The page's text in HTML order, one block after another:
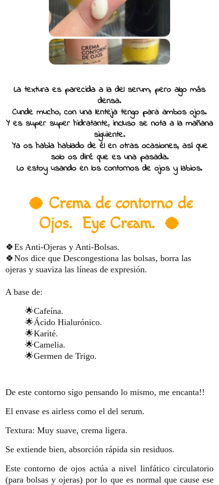
La textura es parecida a la del serum, pero algo más
densa.
Cunde mucho, con una lenteja tengo para ambos ojos.
Y es super super hidratante, incluso se nota a la mañana
siguiente.
Ya os había hablado de él en otras ocasiones, así que
solo os diré que es una pasada.
Lo estoy usando en los contornos de ojos y labios.
🥥 Crema de contorno de
Ojos. Eye Cream. 🥥
🍀Es Anti-Ojeras y Anti-Bolsas.
🍀Nos dice que Descongestiona las bolsas, borra las
ojeras y suaviza las líneas de expresión.
A base de:
🌟Cafeína.
🌟Ácido Hialurónico.
🌟Karité.
🌟Camelia.
🌟Germen de Trigo.
De este contorno sigo pensando lo mismo, me encanta!!
El envase es airless como el del serum.
Textura: Muy suave, crema ligera.
Se extiende bien, absorción rápida sin residuos.
Este contorno de ojos actúa a nivel linfático circulatorio
(para bolsas y ojeras) por lo que es normal que cause ese